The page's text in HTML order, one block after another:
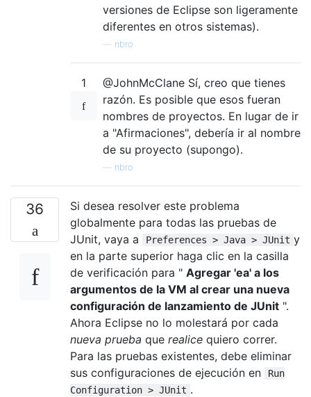
versiones de Eclipse son ligeramente
diferentes en otros sistemas).
nbro
1
@JohnMcClane Sí, creo que tienes
razón. Es posible que esos fueran
nombres de proyectos. En lugar de ir
a "Afirmaciones", debería ir al nombre
de su proyecto (supongo).
nbro
36
Si desea resolver este problema
globalmente para todas las pruebas de
JUnit, vaya a
Preferences > Java > JUnit y
en la parte superior haga clic en la casilla
de verificación para " Agregar 'ea' a los
argumentos de la VM al crear una nueva
configuración de lanzamiento de JUnit ".
Ahora Eclipse no lo molestará por cada
nueva prueba que realice quiero correr.
Para las pruebas existentes, debe eliminar
sus configuraciones de ejecución en
Run
Configuration > JUnit .